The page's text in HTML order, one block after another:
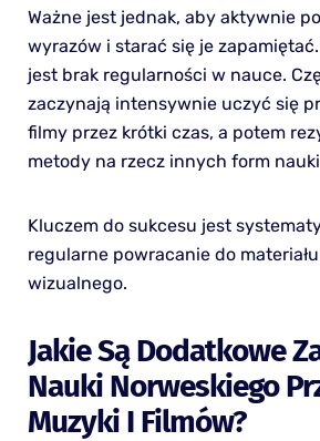
Ważne jest jednak, aby aktywnie
wyrazów i starać się je
jest brak regularności w nauce.
zaczynają intensywnie uczyć się
filmy przez krótki czas, a potem
metody na rzecz innych form
Kluczem do sukcesu jest
regularne powracanie do
wizualnego.
Jakie Są Dodatkowe
Nauki Norweskiego
Muzyki I Filmów?